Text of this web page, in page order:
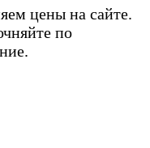
цены на сайте.
по